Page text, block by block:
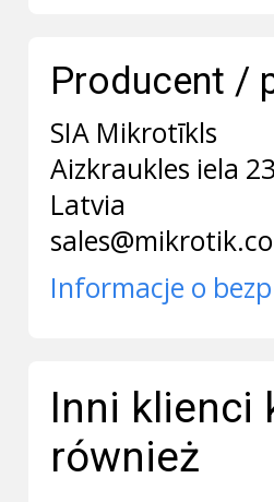
Producent /
SIA Mikrotīkls
Aizkraukles iela
Latvia
Informacje o
Inni klienci
również